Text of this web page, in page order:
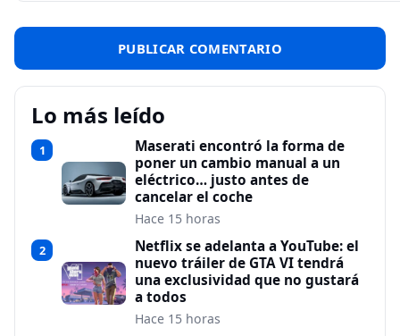
Lo más leído
1
Maserati encontró la forma de
poner un cambio manual a un
eléctrico… justo antes de
cancelar el coche
Hace 15 horas
2
Netflix se adelanta a YouTube: el
nuevo tráiler de GTA VI tendrá
una exclusividad que no gustará
a todos
Hace 15 horas